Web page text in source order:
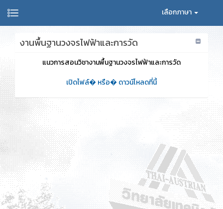
เลือกภาษา
งานพื้นฐานวงจรไฟฟ้าและการวัด
แนวการสอนวิชางานพื้นฐานวงจรไฟฟ้าและการวัด
เปิดไฟล์� หรือ� ดาวน์โหลดที่นี้